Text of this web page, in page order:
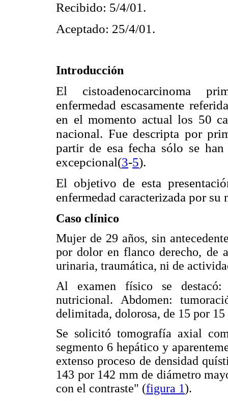
Recibido: 5/4/01.
Aceptado: 25/4/01.
Introducción
El cistoadenocarcinoma
enfermedad escasamente
en el momento actual los 50
nacional. Fue descripta por
partir de esa fecha sólo se
excepcional(3-5).
El objetivo de esta
enfermedad caracterizada por
Caso clínico
Mujer de 29 años, sin
por dolor en flanco derecho, de
urinaria, traumática, ni de
Al examen físico se destacó:
nutricional. Abdomen:
delimitada, dolorosa, de 15 por
Se solicitó tomografía axial
segmento 6 hepático y
extenso proceso de densidad
143 por 142 mm de diámetro
con el contraste" (figura 1).